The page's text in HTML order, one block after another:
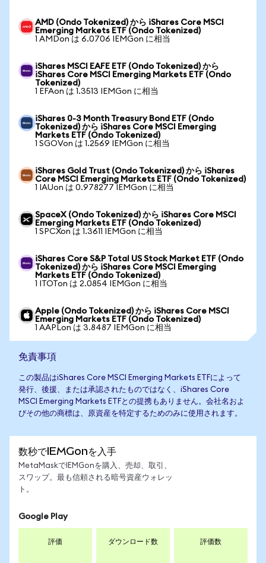
AMD (Ondo Tokenized) から iShares Core MSCI
Emerging Markets ETF (Ondo Tokenized)
1 AMDon は 6.0706 IEMGon に相当
iShares MSCI EAFE ETF (Ondo Tokenized) から
iShares Core MSCI Emerging Markets ETF (Ondo
Tokenized)
1 EFAon は 1.3513 IEMGon に相当
iShares 0-3 Month Treasury Bond ETF (Ondo
Tokenized) から iShares Core MSCI Emerging
Markets ETF (Ondo Tokenized)
1 SGOVon は 1.2569 IEMGon に相当
iShares Gold Trust (Ondo Tokenized) から iShares
Core MSCI Emerging Markets ETF (Ondo Tokenized)
1 IAUon は 0.978277 IEMGon に相当
SpaceX (Ondo Tokenized) から iShares Core MSCI
Emerging Markets ETF (Ondo Tokenized)
1 SPCXon は 1.3611 IEMGon に相当
iShares Core S&P Total US Stock Market ETF (Ondo
Tokenized) から iShares Core MSCI Emerging
Markets ETF (Ondo Tokenized)
1 ITOTon は 2.0854 IEMGon に相当
Apple (Ondo Tokenized) から iShares Core MSCI
Emerging Markets ETF (Ondo Tokenized)
1 AAPLon は 3.8487 IEMGon に相当
免責事項
この製品はiShares Core MSCI Emerging Markets ETFによって
発行、後援、または承認されたものではなく、iShares Core
MSCI Emerging Markets ETFとの提携もありません。会社名およ
びその他の商標は、原資産を特定するためのみに使用されます。
数秒でIEMGonを入手
MetaMaskでIEMGonを購入、売却、取引、
スワップ。最も信頼される暗号資産ウォレッ
ト。
Google Play
評価 ダウンロード数 評価数